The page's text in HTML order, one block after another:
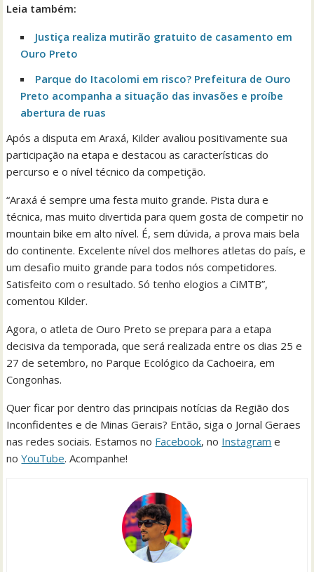
Leia também:
Justiça realiza mutirão gratuito de casamento em
Ouro Preto
Parque do Itacolomi em risco? Prefeitura de Ouro
Preto acompanha a situação das invasões e proíbe
abertura de ruas
Após a disputa em Araxá, Kilder avaliou positivamente sua
participação na etapa e destacou as características do
percurso e o nível técnico da competição.
“Araxá é sempre uma festa muito grande. Pista dura e
técnica, mas muito divertida para quem gosta de competir no
mountain bike em alto nível. É, sem dúvida, a prova mais bela
do continente. Excelente nível dos melhores atletas do país, e
um desafio muito grande para todos nós competidores.
Satisfeito com o resultado. Só tenho elogios a CiMTB”,
comentou Kilder.
Agora, o atleta de Ouro Preto se prepara para a etapa
decisiva da temporada, que será realizada entre os dias 25 e
27 de setembro, no Parque Ecológico da Cachoeira, em
Congonhas.
Quer ficar por dentro das principais notícias da Região dos
Inconfidentes e de Minas Gerais? Então, siga o Jornal Geraes
nas redes sociais. Estamos no Facebook, no Instagram e
noYouTube. Acompanhe!